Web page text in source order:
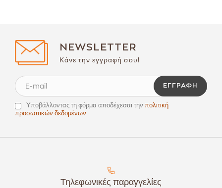
NEWSLETTER
Κάνε την εγγραφή σου!
ΕΓΓΡΑΦΉ
Υποβάλλοντας τη φόρμα αποδέχεσαι την πολιτική
προσωπικών δεδομένων
Τηλεφωνικές παραγγελίες